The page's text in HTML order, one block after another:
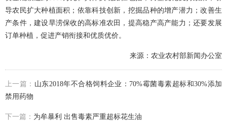
导农民扩大种植面积；依靠科技创新，挖掘品种的增产潜力；改善生
产条件，建设旱涝保收的高标准农田，提高稳产高产能力；还要发展
订单种植，促进产销衔接和优质优价。
来源：农业农村部新闻办公室
上一篇： 山东2018年不合格饲料企业：70%霉菌毒素超标和30%添加
禁用药物
下一篇： 为牟暴利 出售毒素严重超标花生油